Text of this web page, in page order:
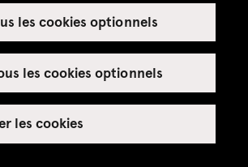
les cookies optionnels
les cookies optionnels
les cookies